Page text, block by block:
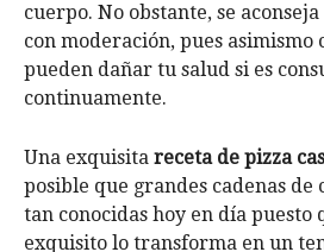
cuerpo. No obstante, se
con moderación, pues asimismo
pueden dañar tu salud si es
continuamente.
Una exquisita receta de pizza
posible que grandes cadenas de
tan conocidas hoy en día puesto
exquisito lo transforma en un